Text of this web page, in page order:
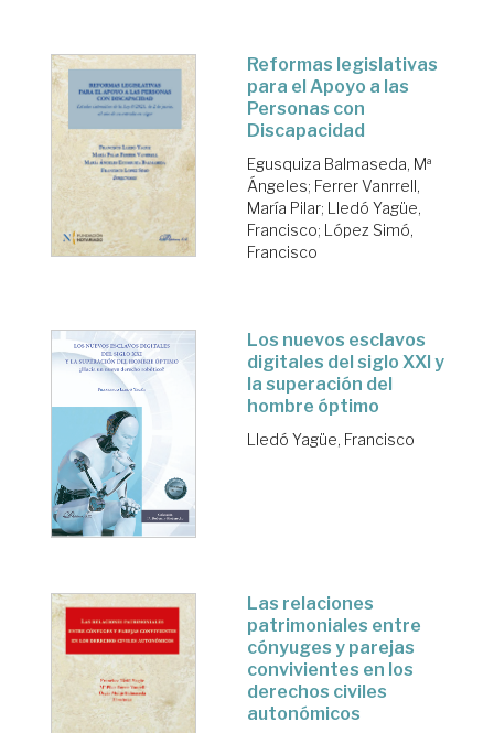
Reformas legislativas
para el Apoyo a las
Personas con
Discapacidad
Egusquiza Balmaseda, Mª
Ángeles; Ferrer Vanrrell,
María Pilar; Lledó Yagüe,
Francisco; López Simó,
Francisco
Los nuevos esclavos
digitales del siglo XXI y
la superación del
hombre óptimo
Lledó Yagüe, Francisco
Las relaciones
patrimoniales entre
cónyuges y parejas
convivientes en los
derechos civiles
autonómicos